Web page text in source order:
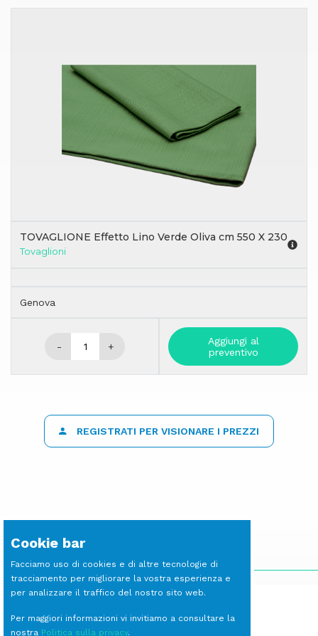
TOVAGLIONE Effetto Lino Verde Oliva cm 550 X 230
Tovaglioni
Genova
- +
Aggiungi al
preventivo
REGISTRATI PER VISIONARE I PREZZI
Cookie bar
Facciamo uso di cookies e di altre tecnologie di
tracciamento per migliorare la vostra esperienza e
per analizzare il traffico del nostro sito web.
Per maggiori informazioni vi invitiamo a consultare la
nostra Politica sulla privacy.